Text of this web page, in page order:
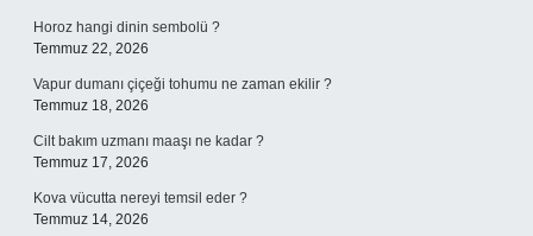
Horoz hangi dinin sembolü ?
Temmuz 22, 2026
Vapur dumanı çiçeği tohumu ne zaman ekilir ?
Temmuz 18, 2026
Cilt bakım uzmanı maaşı ne kadar ?
Temmuz 17, 2026
Kova vücutta nereyi temsil eder ?
Temmuz 14, 2026